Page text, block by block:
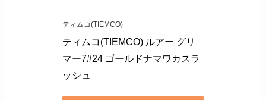
ティムコ(TIEMCO)
ティムコ(TIEMCO) ルアー グリ
マー7#24 ゴールドナマワカスラ
ッシュ